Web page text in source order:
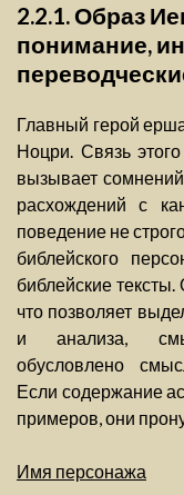
2.2.1. Образ
понимание,
Главный герой
Ноцри. Связь
вызывает
расхождений с
поведение не
библейского
библейские
что позволяет
и анализа,
обусловлено
Если содержание
примеров, они
Имя персонажа